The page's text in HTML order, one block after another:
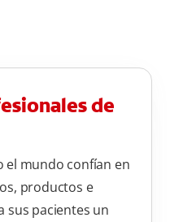
de
el mundo confían en
productos e
sus pacientes un